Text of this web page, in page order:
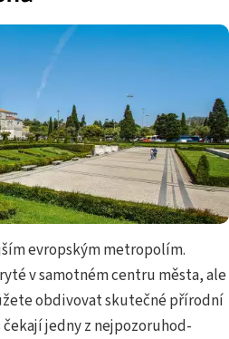
evropským metropolím.
v samotném centru města, ale
obdivovat skutečné přírodní
čekají jedny z nejpozoruhod­